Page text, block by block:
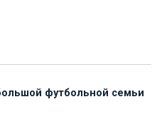
футбольной семьи